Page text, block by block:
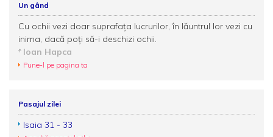
Un gând
Cu ochii vezi doar suprafața lucrurilor, în lăuntrul lor vezi cu
inima, dacă poți să-i deschizi ochii.
Ioan Hapca
Pune-l pe pagina ta
Pasajul zilei
Isaia 31 - 33